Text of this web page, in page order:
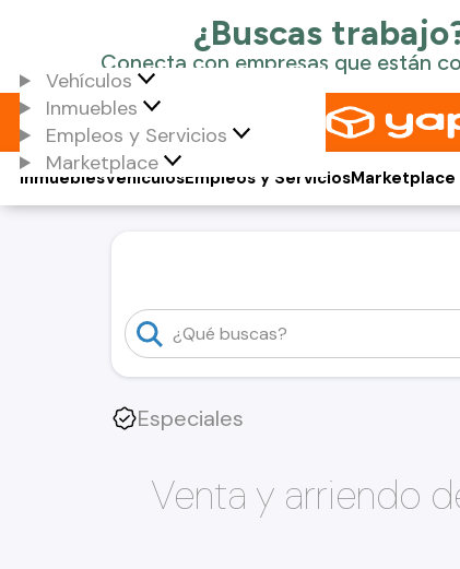
Vehículos
Inmuebles
Empleos y Servicios
Marketplace
Vehículos
Inmuebles Empleos y ServiciosMarketplace
Especiales
Venta y arriendo